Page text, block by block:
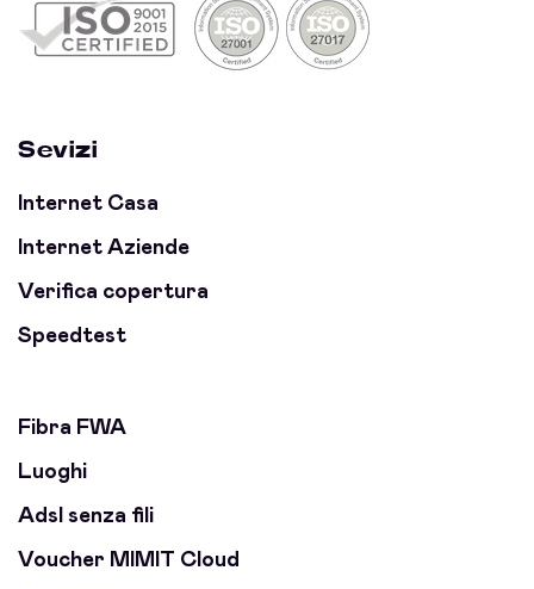
Sevizi
Internet Casa
Internet Aziende
Verifica copertura
Speedtest
Fibra FWA
Luoghi
Adsl senza fili
Voucher MIMIT Cloud